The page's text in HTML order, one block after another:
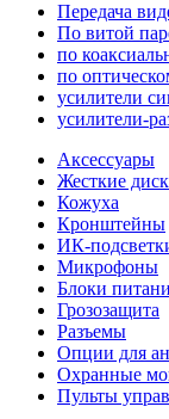
Передача
По витой
по
по
усилители
усилители-
Аксессуары
Жесткие
Кожуха
Кронштейны
ИК-
Микрофоны
Блоки
Грозозащита
Разъемы
Опции для
Охранные
Пульты